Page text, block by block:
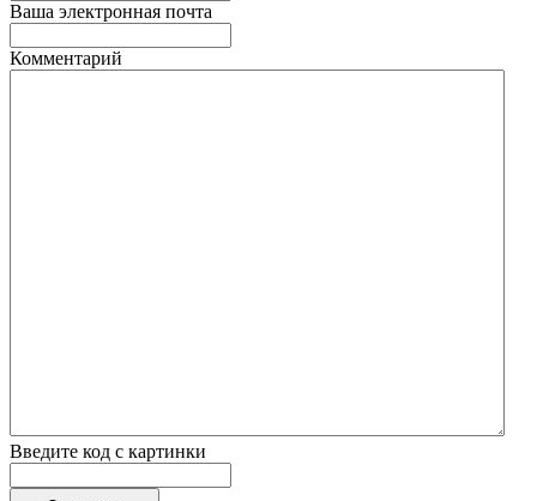
Ваша электронная почта
Комментарий
Введите код с картинки